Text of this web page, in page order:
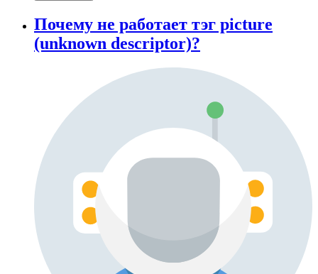
Почему не работает тэг picture
(unknown descriptor)?